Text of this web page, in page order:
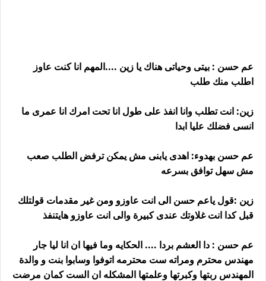
عم حسن : بيتى وحياتى هناك يا زين ....المهم انا كنت عاوز
اطلب منك طلب
زين: انت تطلب وانا انفذ على طول انا تحت امرك انا عمرى ما
انسى فضلك عليا ابدا
عم حسن بهدوء: اهدى يابنى مش يمكن ترفض الطلب صعب
مش سهل توافق بسرعه
زين :قول ياعم حسن الى انت عاوزو ومن غير مقدمات قولتلك
قبل كدا انت غلاوتك عندى كبيرة والى انت عاوزو هايتنفذ
عم حسن : دا العشم بردا .... الحكايه وما فيها ان انا ليا جار
مهندس محترم ومراته ست محترمه اتوفوا وسابوا بنت و والدة
المهندس ربتها وكبرتها وعلمتها المشكله ان الست كمان مرضت